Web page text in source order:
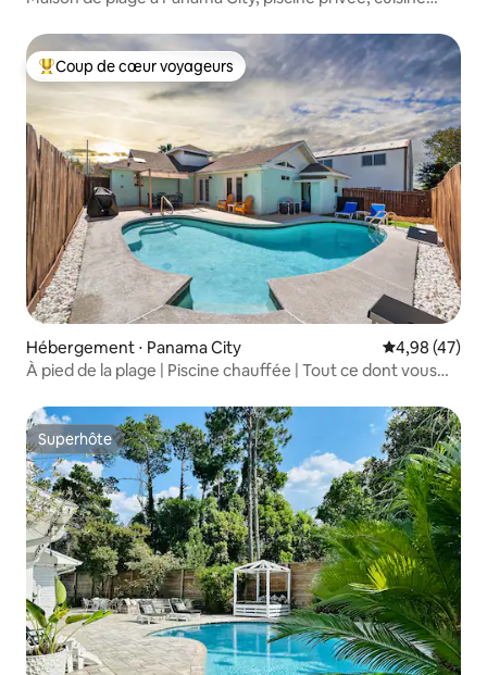
Coups de cœur voyageurs les plus appréciés
Coup de cœur voyageurs
Hébergement ⋅ Panama City Évaluation
4,98 (47)
À pied de la plage | Piscine chauffée | Tout ce dont vous
Superhôte
Superhôte